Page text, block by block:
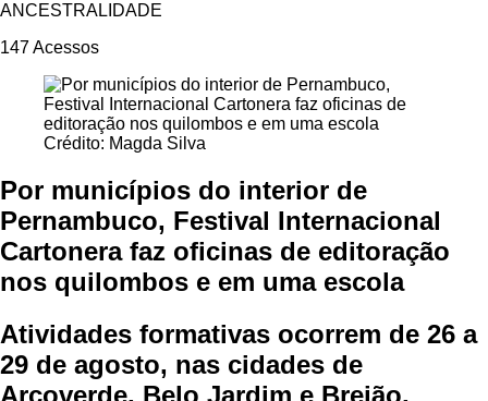
ANCESTRALIDADE
147Acessos
Crédito: Magda Silva
Por municípios do interior de
Pernambuco, Festival Internacional
Cartonera faz oficinas de editoração
nos quilombos e em uma escola
Atividades formativas ocorrem de 26 a
29 de agosto, nas cidades de
Arcoverde, Belo Jardim e Brejão,